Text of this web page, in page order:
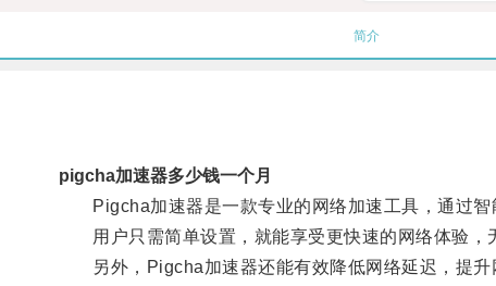
简介
pigcha加速器多少钱一个月
Pigcha加速器是一款专业的网络加速工具，通过智
用户只需简单设置，就能享受更快速的网络体验，
另外，Pigcha加速器还能有效降低网络延迟，提升